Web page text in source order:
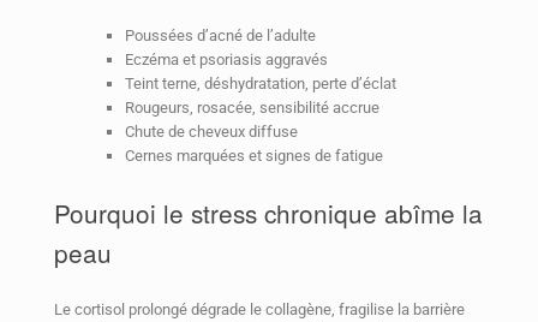
Poussées d’acné de l’adulte
Eczéma et psoriasis aggravés
Teint terne, déshydratation, perte d’éclat
Rougeurs, rosacée, sensibilité accrue
Chute de cheveux diffuse
Cernes marquées et signes de fatigue
Pourquoi le stress chronique abîme la
peau
Le cortisol prolongé dégrade le collagène, fragilise la barrière